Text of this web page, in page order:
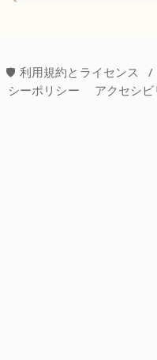
🛡️ 利用規約とライセンス /
シーポリシー
アクセシ